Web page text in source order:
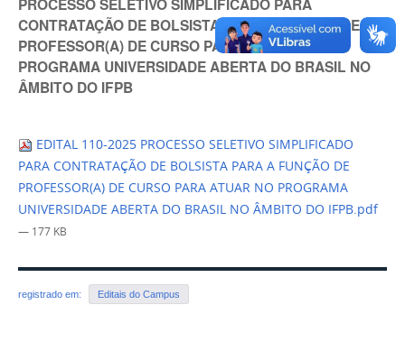
CONTRATAÇÃO DE BOLSISTA PARA A FUNÇÃO DE
PROFESSOR(A) DE CURSO PARA ATUAR NO
PROGRAMA UNIVERSIDADE ABERTA DO BRASIL NO
ÂMBITO DO IFPB
EDITAL 110-2025 PROCESSO SELETIVO SIMPLIFICADO
PARA CONTRATAÇÃO DE BOLSISTA PARA A FUNÇÃO DE
PROFESSOR(A) DE CURSO PARA ATUAR NO PROGRAMA
UNIVERSIDADE ABERTA DO BRASIL NO ÂMBITO DO IFPB.pdf
— 177 KB
registrado em: Editais do Campus